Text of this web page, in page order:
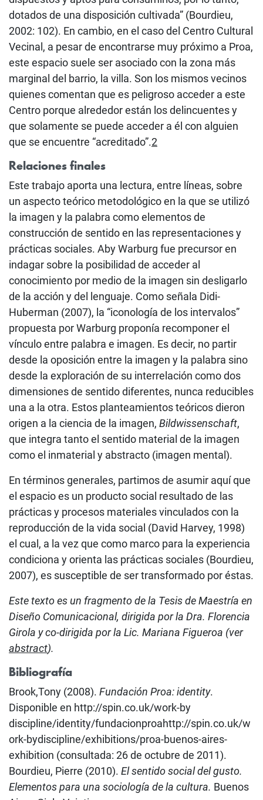
dotados de una disposición cultivada” (Bourdieu,
2002: 102). En cambio, en el caso del Centro Cultural
Vecinal, a pesar de encontrarse muy próximo a Proa,
este espacio suele ser asociado con la zona más
marginal del barrio, la villa. Son los mismos vecinos
quienes comentan que es peligroso acceder a este
Centro porque alrededor están los delincuentes y
que solamente se puede acceder a él con alguien
que se encuentre “acreditado”.2
Relaciones finales
Este trabajo aporta una lectura, entre líneas, sobre
un aspecto teórico metodológico en la que se utilizó
la imagen y la palabra como elementos de
construcción de sentido en las representaciones y
prácticas sociales. Aby Warburg fue precursor en
indagar sobre la posibilidad de acceder al
conocimiento por medio de la imagen sin desligarlo
de la acción y del lenguaje. Como señala Didi-
Huberman (2007), la “iconología de los intervalos”
propuesta por Warburg proponía recomponer el
vínculo entre palabra e imagen. Es decir, no partir
desde la oposición entre la imagen y la palabra sino
desde la exploración de su interrelación como dos
dimensiones de sentido diferentes, nunca reducibles
una a la otra. Estos planteamientos teóricos dieron
origen a la ciencia de la imagen, Bildwissenschaft,
que integra tanto el sentido material de la imagen
como el inmaterial y abstracto (imagen mental).
En términos generales, partimos de asumir aquí que
el espacio es un producto social resultado de las
prácticas y procesos materiales vinculados con la
reproducción de la vida social (David Harvey, 1998)
el cual, a la vez que como marco para la experiencia
condiciona y orienta las prácticas sociales (Bourdieu,
2007), es susceptible de ser transformado por éstas.
Este texto es un fragmento de la Tesis de Maestría en
Diseño Comunicacional, dirigida por la Dra. Florencia
Girola y co-dirigida por la Lic. Mariana Figueroa (ver
abstract).
Bibliografía
Brook,Tony (2008). Fundación Proa: identity.
Disponible en http://spin.co.uk/work-by
discipline/identity/fundacionproahttp://spin.co.uk/w
ork-bydiscipline/exhibitions/proa-buenos-aires-
exhibition (consultada: 26 de octubre de 2011).
Bourdieu, Pierre (2010). El sentido social del gusto.
Elementos para una sociología de la cultura. Buenos